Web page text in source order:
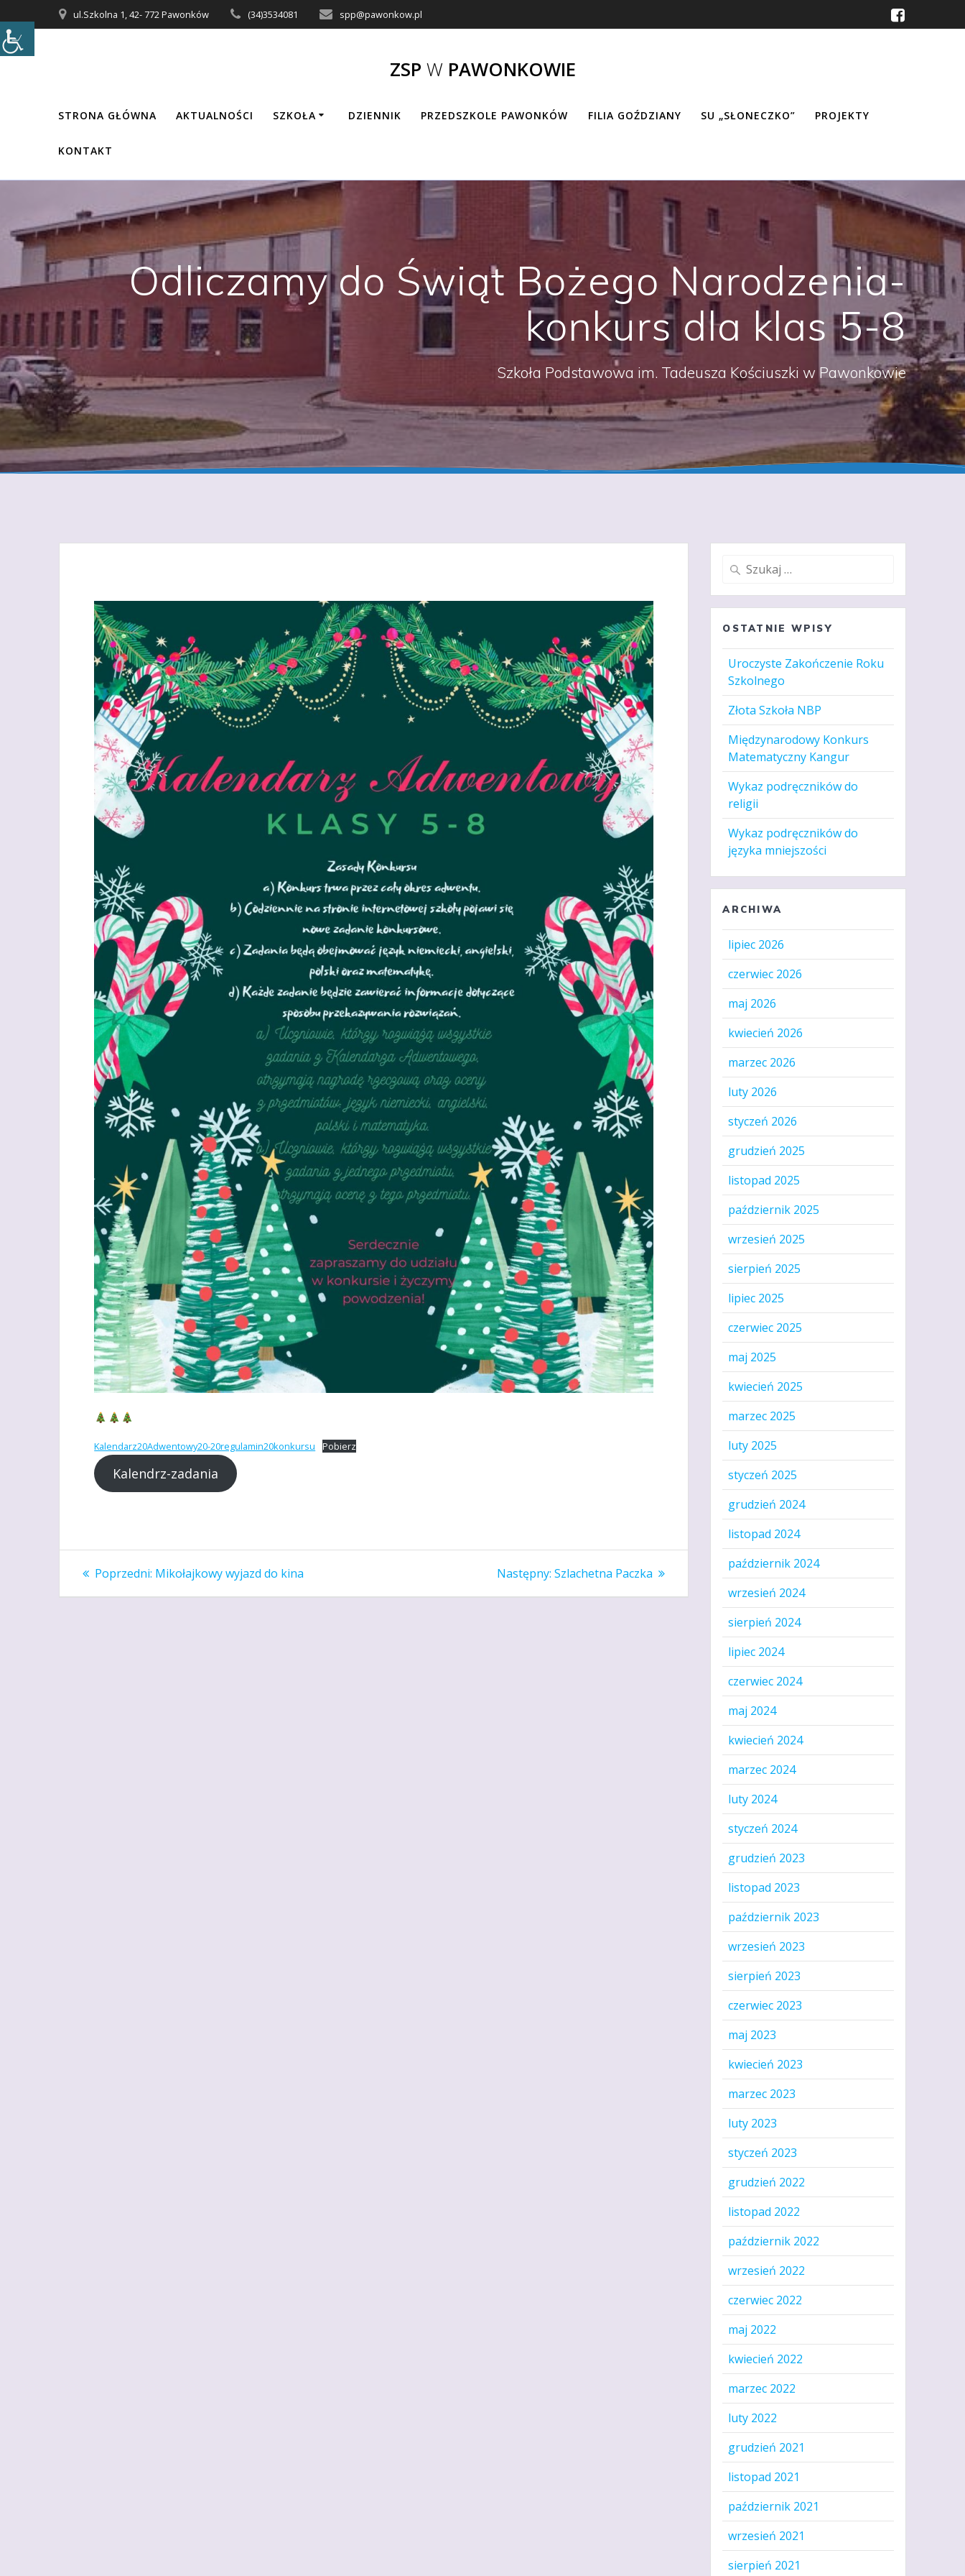
do
treści
ul.Szkolna 1, 42- 772 Pawonków (34)3534081 spp@pawonkow.pl
ZSP W PAWONKOWIE
STRONA GŁÓWNA AKTUALNOŚCI SZKOŁA DZIENNIK PRZEDSZKOLE PAWONKÓW FILIA GOŹDZIANY SU „SŁONECZKO” PROJEKTY
KONTAKT
Odliczamy do Świąt Bożego Narodzenia-
konkurs dla klas 5-8
Szkoła Podstawowa im. Tadeusza Kościuszki w Pawonkowie
Kalendarz20Adwentowy20-20regulamin20konkursu Pobierz
Kalendrz-zadania
Nawigacja
wpisu
Poprzedni: Poprzedni
Mikołajkowy wyjazd do kina Następny: Następny
Szlachetna Paczka
Szukaj:
OSTATNIE WPISY
Uroczyste Zakończenie Roku
Szkolnego
Złota Szkoła NBP
Międzynarodowy Konkurs
Matematyczny Kangur
Wykaz podręczników do
religii
Wykaz podręczników do
języka mniejszości
ARCHIWA
lipiec 2026
czerwiec 2026
maj 2026
kwiecień 2026
marzec 2026
luty 2026
styczeń 2026
grudzień 2025
listopad 2025
październik 2025
wrzesień 2025
sierpień 2025
lipiec 2025
czerwiec 2025
maj 2025
kwiecień 2025
marzec 2025
luty 2025
styczeń 2025
grudzień 2024
listopad 2024
październik 2024
wrzesień 2024
sierpień 2024
lipiec 2024
czerwiec 2024
maj 2024
kwiecień 2024
marzec 2024
luty 2024
styczeń 2024
grudzień 2023
listopad 2023
październik 2023
wrzesień 2023
sierpień 2023
czerwiec 2023
maj 2023
kwiecień 2023
marzec 2023
luty 2023
styczeń 2023
grudzień 2022
listopad 2022
październik 2022
wrzesień 2022
czerwiec 2022
maj 2022
kwiecień 2022
marzec 2022
luty 2022
grudzień 2021
listopad 2021
październik 2021
wrzesień 2021
sierpień 2021